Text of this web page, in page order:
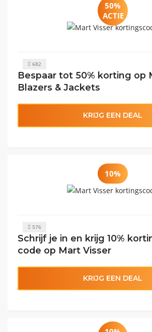
50%
ACTIE
682
Bespaar tot 50% korting op
Blazers & Jackets
KRIJG EEN DEAL
10%
576
Schrijf je in en krijg 10%
code op Mart Visser
KRIJG EEN DEAL